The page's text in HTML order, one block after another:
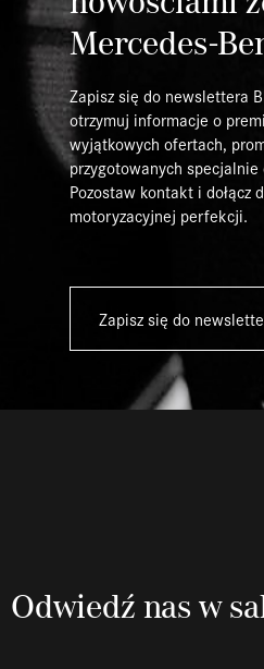
Mercedes-
Zapisz się do newslettera
otrzymuj informacje o
wyjątkowych ofertach,
przygotowanych
Pozostaw kontakt i dołącz
motoryzacyjnej perfekcji.
Zapisz się do
Odwiedź nas w